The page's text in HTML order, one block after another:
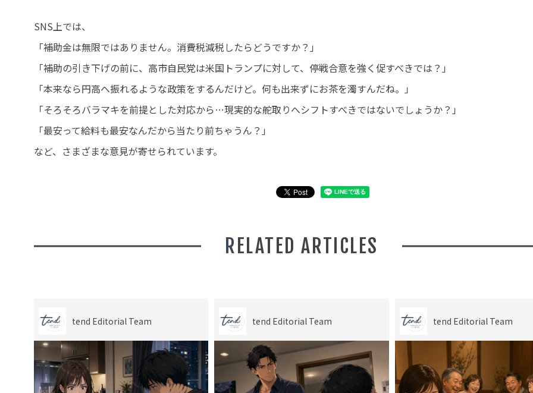
SNS上では、
「補助金は無限ではありません。消費税減税したらどうですか？」
「補助の引き下げの前に、高市自民党は米国トランプに対して、停戦合意を強く促すべきでは？」
「本来なら円高へ振れるような政策をするんだけど。何も出来ずにお茶を濁すんだね。」
「そろそろバラマキを前提とした対応から…現実的な舵取りへシフトすべきではないでしょうか？」
「最安って給料も最安なんだから当たり前ちゃうん？」
など、さまざまな意見が寄せられています。
RELATED ARTICLES
tend Editorial Team tend Editorial Team tend Editorial Team